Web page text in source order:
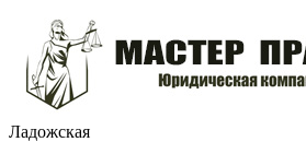
Ладожская